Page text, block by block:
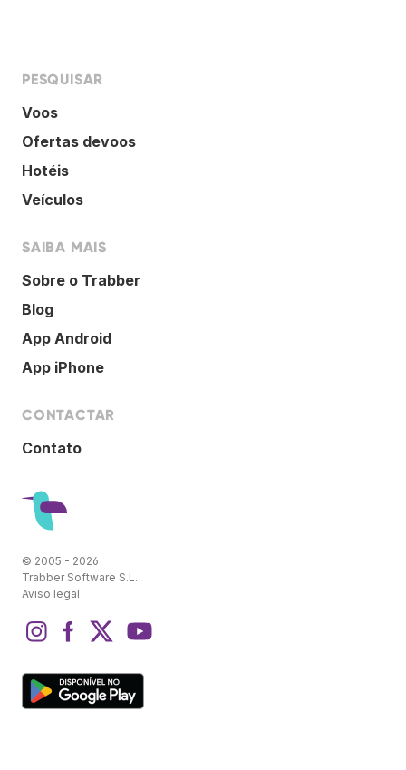
PESQUISAR
Voos
Ofertas devoos
Hotéis
Veículos
SAIBA MAIS
Sobre o Trabber
Blog
App Android
App iPhone
CONTACTAR
Contato
© 2005 - 2026
Trabber Software S.L.
Aviso legal